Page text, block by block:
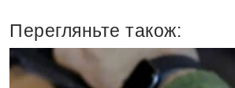
Перегляньте також: